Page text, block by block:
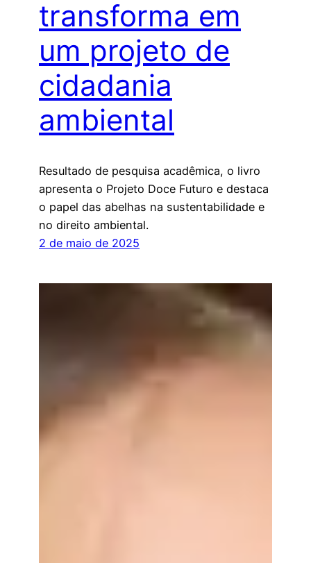
transforma em
um projeto de
cidadania
ambiental
Resultado de pesquisa acadêmica, o livro
apresenta o Projeto Doce Futuro e destaca
o papel das abelhas na sustentabilidade e
no direito ambiental.
2 de maio de 2025